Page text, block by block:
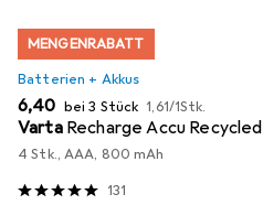
MENGENRABATT
Batterien + Akkus
EUR
6,40 bei 3 Stück EUR
1,61/1Stk.
Varta Recharge Accu Recycled
4 Stk., AAA, 800 mAh
131